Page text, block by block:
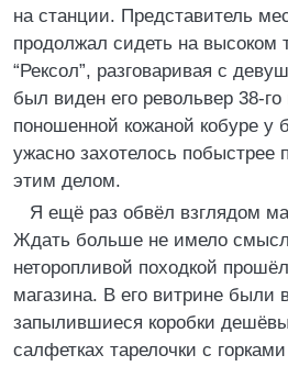
на станции. Представитель
продолжал сидеть на высоком
“Рексол”, разговаривая с
был виден его револьвер 38-
поношенной кожаной кобуре у
ужасно захотелось побыстрее
этим делом.
Я ещё раз обвёл взглядом
Ждать больше не имело
неторопливой походкой
магазина. В его витрине были
запылившиеся коробки
салфетках тарелочки с